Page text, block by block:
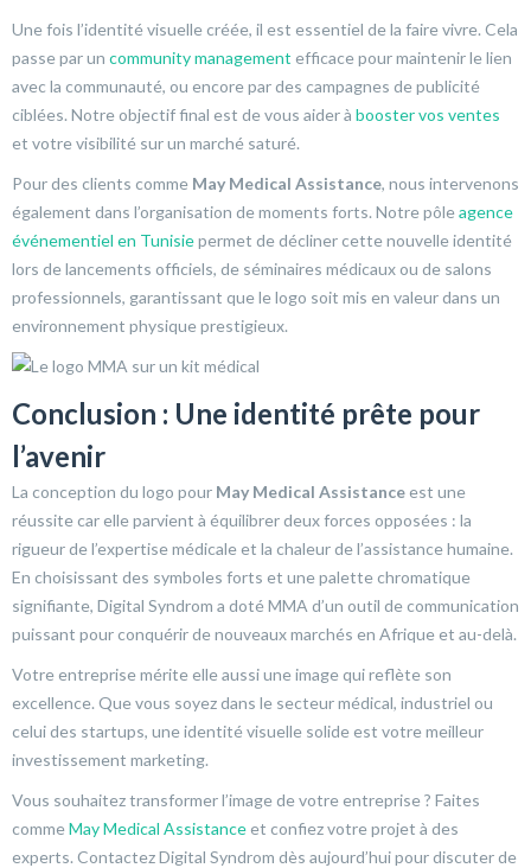
Une fois l’identité visuelle créée, il est essentiel de la faire vivre. Cela
passe par un community management efficace pour maintenir le lien
avec la communauté, ou encore par des campagnes de publicité
ciblées. Notre objectif final est de vous aider à booster vos ventes
et votre visibilité sur un marché saturé.
Pour des clients comme May Medical Assistance, nous intervenons
également dans l’organisation de moments forts. Notre pôleagence
événementiel en Tunisiepermet de décliner cette nouvelle identité
lors de lancements officiels, de séminaires médicaux ou de salons
professionnels, garantissant que le logo soit mis en valeur dans un
environnement physique prestigieux.
Conclusion : Une identité prête pour
l’avenir
La conception du logo pour May Medical Assistance est une
réussite car elle parvient à équilibrer deux forces opposées : la
rigueur de l’expertise médicale et la chaleur de l’assistance humaine.
En choisissant des symboles forts et une palette chromatique
signifiante, Digital Syndrom a doté MMA d’un outil de communication
puissant pour conquérir de nouveaux marchés en Afrique et au-delà.
Votre entreprise mérite elle aussi une image qui reflète son
excellence. Que vous soyez dans le secteur médical, industriel ou
celui des startups, une identité visuelle solide est votre meilleur
investissement marketing.
Vous souhaitez transformer l’image de votre entreprise ? Faites
commeMay Medical Assistance et confiez votre projet à des
experts. Contactez Digital Syndrom dès aujourd’hui pour discuter de